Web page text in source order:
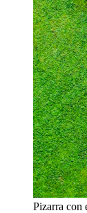
Pizarra con